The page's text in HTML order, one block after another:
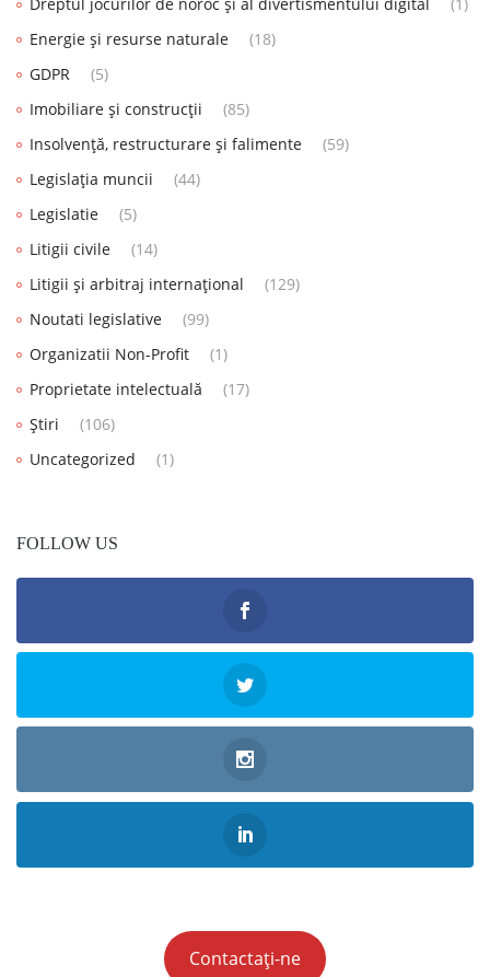
Energie și resurse naturale
(18)
GDPR
(5)
Imobiliare și construcții
(85)
Insolvență, restructurare și falimente
(59)
Legislația muncii
(44)
Legislatie
(5)
Litigii civile
(14)
Litigii și arbitraj internațional
(129)
Noutati legislative
(99)
Organizatii Non-Profit
(1)
Proprietate intelectuală
(17)
Știri
(106)
Uncategorized
(1)
FOLLOW US
Contactați-ne